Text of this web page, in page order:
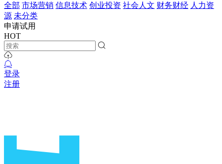
全部 市场营销 信息技术 创业投资 社会人文 财务财经 人力资
源 未分类
申请试用
HOT
登录
注册